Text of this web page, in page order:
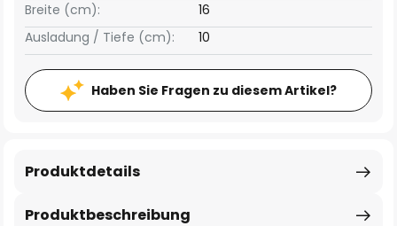
Breite (cm): 16
Ausladung / Tiefe (cm): 10
Haben Sie Fragen zu diesem Artikel?
Produktbeschreibung
Produktdetails